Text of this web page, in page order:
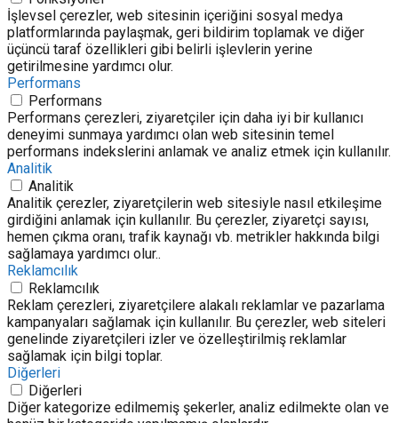
İşlevsel çerezler, web sitesinin içeriğini sosyal medya
platformlarında paylaşmak, geri bildirim toplamak ve diğer
üçüncü taraf özellikleri gibi belirli işlevlerin yerine
getirilmesine yardımcı olur.
Performans
Performans
Performans çerezleri, ziyaretçiler için daha iyi bir kullanıcı
deneyimi sunmaya yardımcı olan web sitesinin temel
performans indekslerini anlamak ve analiz etmek için kullanılır.
Analitik
Analitik
Analitik çerezler, ziyaretçilerin web sitesiyle nasıl etkileşime
girdiğini anlamak için kullanılır. Bu çerezler, ziyaretçi sayısı,
hemen çıkma oranı, trafik kaynağı vb. metrikler hakkında bilgi
sağlamaya yardımcı olur..
Reklamcılık
Reklamcılık
Reklam çerezleri, ziyaretçilere alakalı reklamlar ve pazarlama
kampanyaları sağlamak için kullanılır. Bu çerezler, web siteleri
genelinde ziyaretçileri izler ve özelleştirilmiş reklamlar
sağlamak için bilgi toplar.
Diğerleri
Diğerleri
Diğer kategorize edilmemiş şekerler, analiz edilmekte olan ve